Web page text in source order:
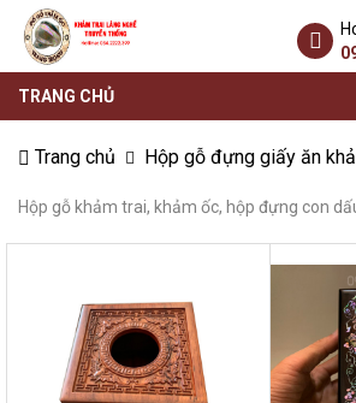
TRANG CHỦ
Trang chủ Hộp gỗ đựng giấy ăn
Hộp gỗ khảm trai, khảm ốc, hộp đựng con